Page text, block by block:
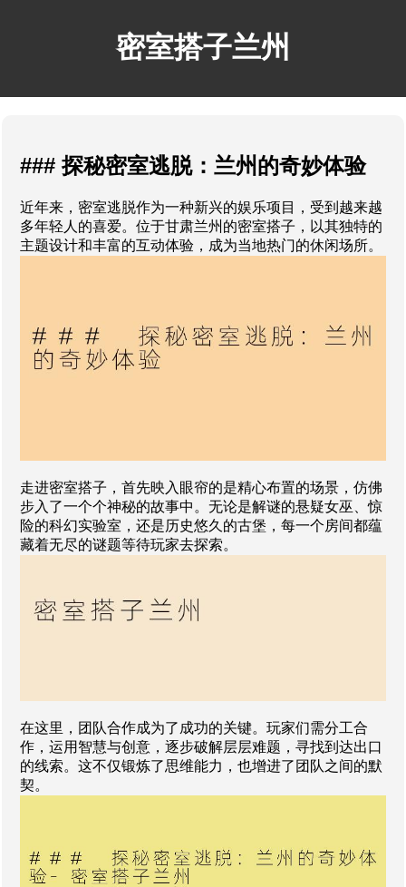
密室搭子兰州
### 探秘密室逃脱：兰州的奇妙体验
近年来，密室逃脱作为一种新兴的娱乐项目，受到越来越
多年轻人的喜爱。位于甘肃兰州的密室搭子，以其独特的
主题设计和丰富的互动体验，成为当地热门的休闲场所。
走进密室搭子，首先映入眼帘的是精心布置的场景，仿佛
步入了一个个神秘的故事中。无论是解谜的悬疑女巫、惊
险的科幻实验室，还是历史悠久的古堡，每一个房间都蕴
藏着无尽的谜题等待玩家去探索。
在这里，团队合作成为了成功的关键。玩家们需分工合
作，运用智慧与创意，逐步破解层层难题，寻找到达出口
的线索。这不仅锻炼了思维能力，也增进了团队之间的默
契。